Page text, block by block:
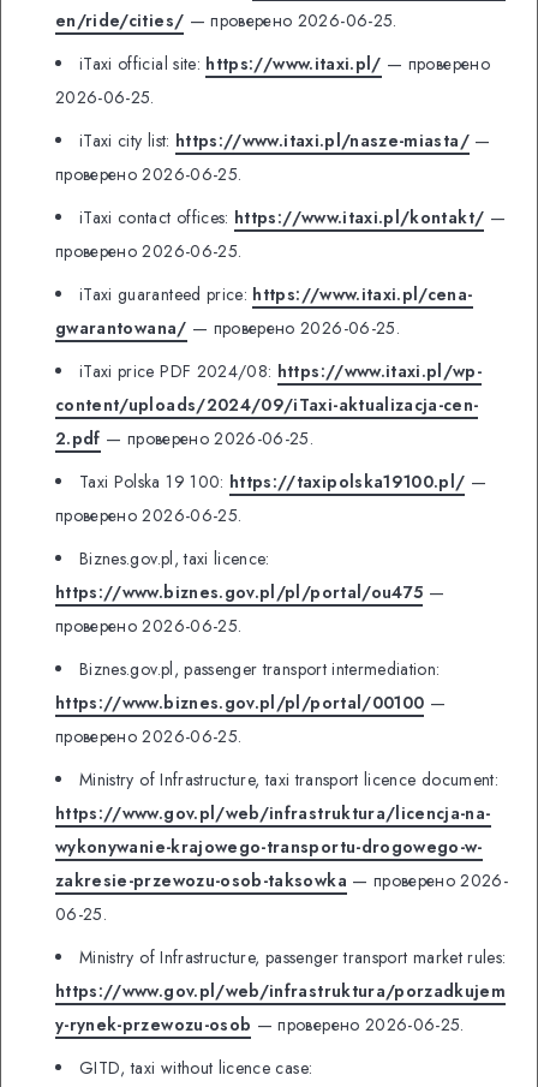
en/ride/cities/ — проверено 2026-06-25.
iTaxi official site: https://www.itaxi.pl/ — проверено
2026-06-25.
iTaxi city list: https://www.itaxi.pl/nasze-miasta/—
проверено 2026-06-25.
iTaxi contact offices: https://www.itaxi.pl/kontakt/ —
проверено 2026-06-25.
iTaxi guaranteed price: https://www.itaxi.pl/cena-
gwarantowana/ — проверено 2026-06-25.
iTaxi price PDF 2024/08: https://www.itaxi.pl/wp-
content/uploads/2024/09/iTaxi-aktualizacja-cen-
2.pdf — проверено 2026-06-25.
Taxi Polska 19 100: https://taxipolska19100.pl/ —
проверено 2026-06-25.
Biznes.gov.pl, taxi licence:
https://www.biznes.gov.pl/pl/portal/ou475 —
проверено 2026-06-25.
Biznes.gov.pl, passenger transport intermediation:
https://www.biznes.gov.pl/pl/portal/00100 —
проверено 2026-06-25.
Ministry of Infrastructure, taxi transport licence document:
https://www.gov.pl/web/infrastruktura/licencja-na-
wykonywanie-krajowego-transportu-drogowego-w-
zakresie-przewozu-osob-taksowka — проверено 2026-
06-25.
Ministry of Infrastructure, passenger transport market rules:
https://www.gov.pl/web/infrastruktura/porzadkujem
y-rynek-przewozu-osob — проверено 2026-06-25.
GITD, taxi without licence case: